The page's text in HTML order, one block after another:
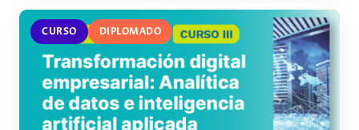
CURSO DIPLOMADO